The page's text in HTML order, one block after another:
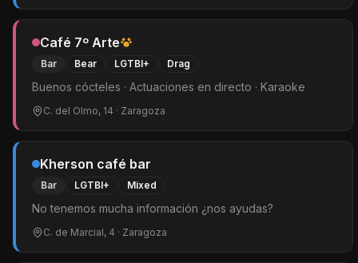
Café 7º Arte
Bar Bear LGTBI+ Drag
Buenos cócteles · Actuaciones en directo · Karaoke
C. del Olmo, 14 · Zaragoza
Kherson café bar
Bar LGTBI+ Mixed
No tenemos mucha información ¿nos ayudas?
C. de Marcial, 4 · Zaragoza